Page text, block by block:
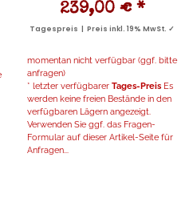
239,00 € *
Tagespreis | Preis inkl. 19% MwSt. ✓
momentan nicht verfügbar (ggf. bitte
anfragen)
* letzter verfügbarer Tages-Preis Es
werden keine freien Bestände in den
verfügbaren Lägern angezeigt.
Verwenden Sie ggf. das Fragen-
Formular auf dieser Artikel-Seite für
Anfragen...